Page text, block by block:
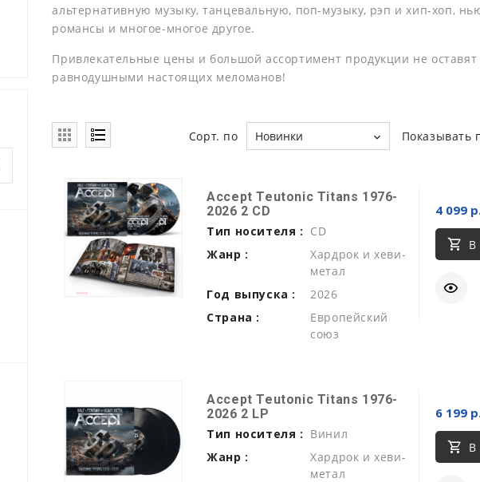
альтернативную музыку, танцевальную, поп-музыку, рэп и хип-хоп,
романсы и многое-многое другое.
Привлекательные цены и большой ассортимент продукции не оставят
равнодушными настоящих меломанов!
Сорт. по Новинки Показывать
Accept Teutonic Titans 1976-
2026 2 CD
Тип носителя : CD
Жанр :
Хардрок и хеви-
метал
Год выпуска :
2026
Страна :
Европейский
союз
4 099
В
Accept Teutonic Titans 1976-
2026 2 LP
Тип носителя : Винил
Жанр :
Хардрок и хеви-
метал
6 199
В